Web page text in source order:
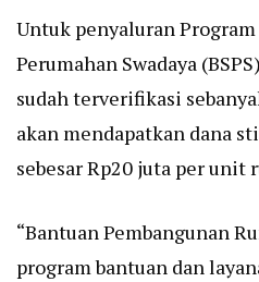
Untuk penyaluran
Perumahan Swadaya
sudah terverifikasi
akan mendapatkan dana
sebesar Rp20 juta per unit
“Bantuan Pembangunan
program bantuan dan